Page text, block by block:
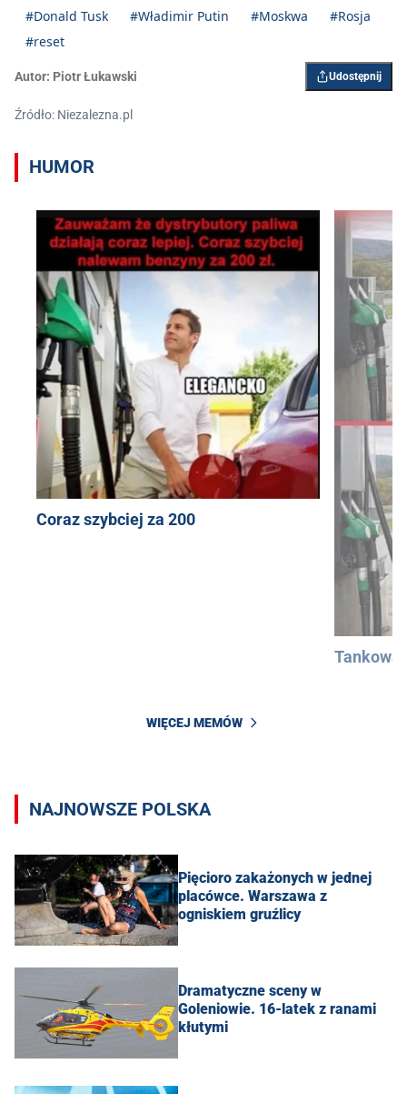
#Donald Tusk #Władimir Putin #Moskwa
#Rosja
#reset
Autor: Piotr Łukawski Udostępnij
Źródło: Niezalezna.pl
HUMOR
Coraz szybciej za 200
WIĘCEJ MEMÓW
NAJNOWSZE POLSKA
Pięcioro zakażonych w jednej
placówce. Warszawa z
ogniskiem gruźlicy
Dramatyczne sceny w
Goleniowie. 16-latek z ranami
kłutymi